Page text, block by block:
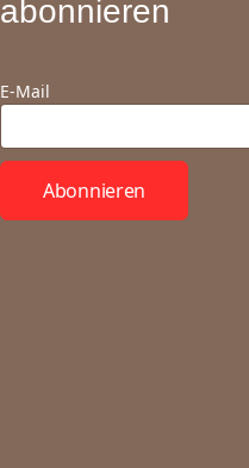
abonnieren
E-Mail
Abonnieren